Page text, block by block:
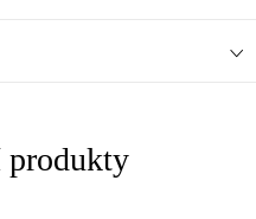
produkty